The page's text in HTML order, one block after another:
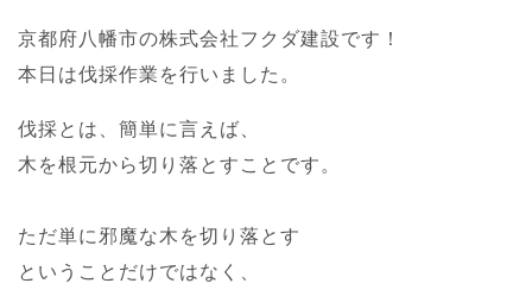
京都府八幡市の株式会社フクダ建設です！
本日は伐採作業を行いました。
伐採とは、簡単に言えば、
木を根元から切り落とすことです。
ただ単に邪魔な木を切り落とす
ということだけではなく、